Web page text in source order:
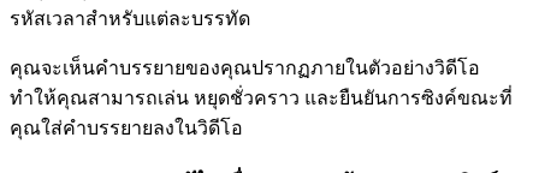
รหัสเวลาสำหรับแต่ละบรรทัด
คุณจะเห็นคำบรรยายของคุณปรากฏภายในตัวอย่างวิดีโอ
ทำให้คุณสามารถเล่น หยุดชั่วคราว และยืนยันการซิงค์ขณะที่
คุณใส่คำบรรยายลงในวิดีโอ